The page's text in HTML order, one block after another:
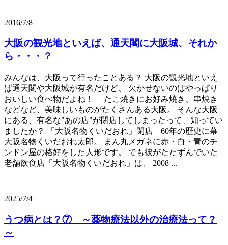
2016/7/8
大阪の観光地といえば、通天閣に大阪城、それか
ら・・・？
みんなは、大阪って行ったことある？ 大阪の観光地といえ
ば通天閣や大阪城が有名だけど、 欠かせないのはやっぱり
おいしい食べ物だよね！ たこ焼きにお好み焼き、串焼き
などなど、美味しいものがたくさんある大阪。 そんな大阪
にある、有名な"あの店"が閉店してしまったって、知ってい
ましたか？ 「大阪名物くいだおれ」閉店 60年の歴史に幕
大阪名物くいだおれ太郎。 まん丸メガネに赤・白・青のチ
ンドン屋の格好をした人形です。 でも彼がたたずんでいた
老舗飲食店「大阪名物くいだおれ」は、 2008 ...
2025/7/4
うつ病とは？⑦ ～薬物療法以外の治療法って？
～